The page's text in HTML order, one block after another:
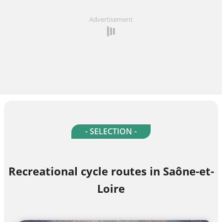
Advertisement
- SELECTION -
Recreational cycle routes in Saône-et-
Loire